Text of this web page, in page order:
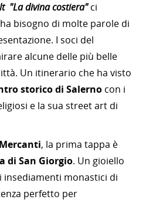
"La divina costiera" ci
bisogno di molte parole di
I soci del
alcune delle più belle
Un itinerario che ha visto
storico di Salerno con i
e la sua street art di
, la prima tappa è
di San Giorgio. Un gioiello
monastici di
perfetto per